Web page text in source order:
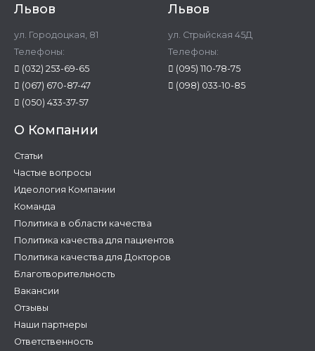
Львов
ул. Городоцкая, 81
Телефоны:
(032) 253-69-65
(067) 670-87-47
(050) 433-37-57
Львов
ул. Стрыйская 45Д
Телефоны:
(095) 110-78-75
(098) 033-10-85
О Компании
Статьи
Частые вопросы
Идеология Компании
Команда
Политика в области качества
Политика качества для пациентов
Политика качества для Докторов
Благотворительность
Вакансии
Отзывы
Наши партнеры
Ответственность